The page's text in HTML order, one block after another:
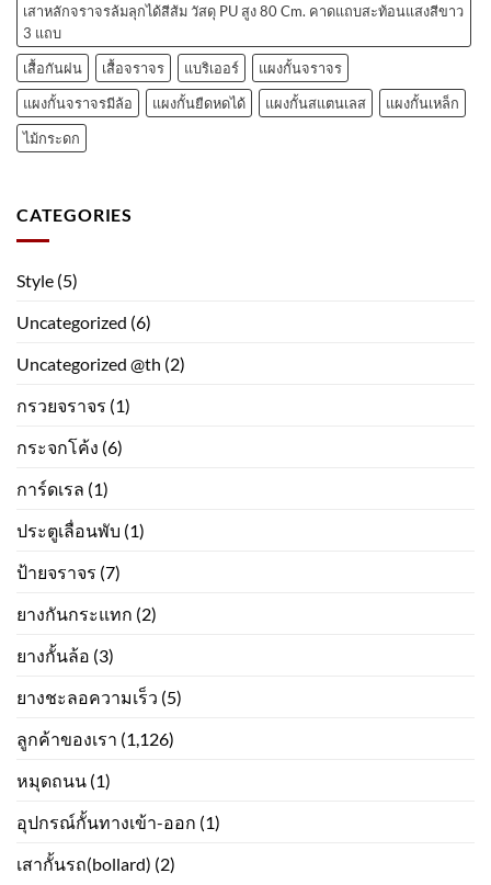
เสาหลักจราจรล้มลุกได้สีส้ม วัสดุ PU สูง 80 Cm. คาดแถบสะท้อนแสงสีขาว
3 แถบ
เสื้อกันฝน
เสื้อจราจร แบริเออร์
แผงกั้นจราจร
แผงกั้นจราจรมีล้อ
แผงกั้นยืดหดได้ แผงกั้นสแตนเลส
แผงกั้นเหล็ก
ไม้กระดก
CATEGORIES
Style (5)
Uncategorized (6)
Uncategorized @th (2)
กรวยจราจร (1)
กระจกโค้ง (6)
การ์ดเรล (1)
ประตูเลื่อนพับ (1)
ป้ายจราจร (7)
ยางกันกระแทก (2)
ยางกั้นล้อ (3)
ยางชะลอความเร็ว (5)
ลูกค้าของเรา (1,126)
หมุดถนน (1)
อุปกรณ์กั้นทางเข้า-ออก (1)
เสากั้นรถ(bollard) (2)